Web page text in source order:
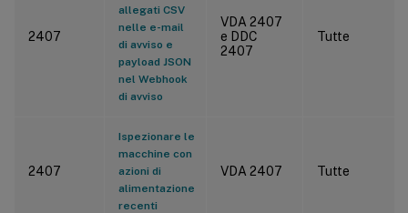
2407
allegati CSV
nelle e-mail
di avviso e
payload JSON
nel Webhook
di avviso
VDA 2407
e DDC
2407
Tutte
2407
Ispezionare le
macchine con
azioni di
alimentazione
recenti
VDA 2407 Tutte